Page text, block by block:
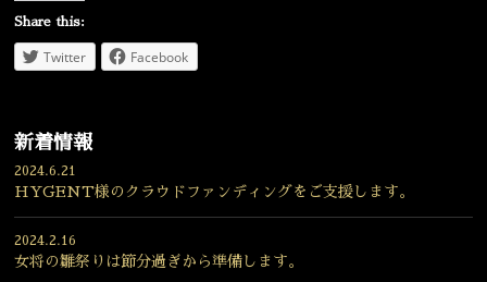
Share this:
Twitter Facebook
新着情報
2024.6.21
HYGENT様のクラウドファンディングをご支援します。
2024.2.16
女将の雛祭りは節分過ぎから準備します。